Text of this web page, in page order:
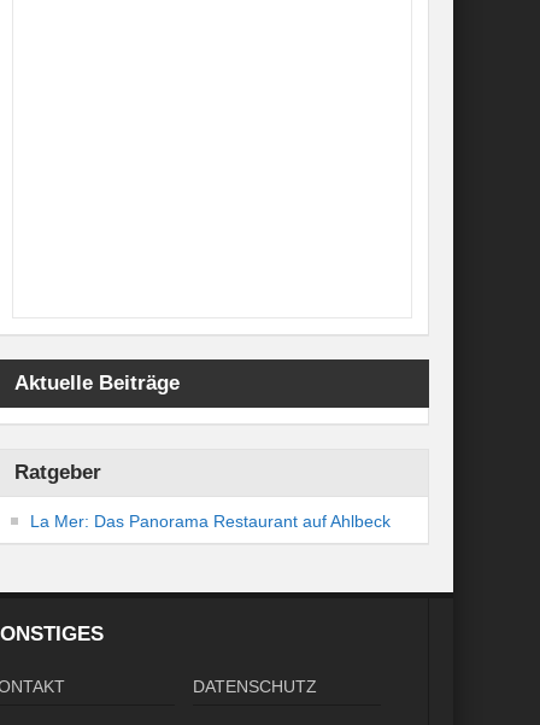
Aktuelle Beiträge
Ratgeber
La Mer: Das Panorama Restaurant auf Ahlbeck
DATENSCHUTZ